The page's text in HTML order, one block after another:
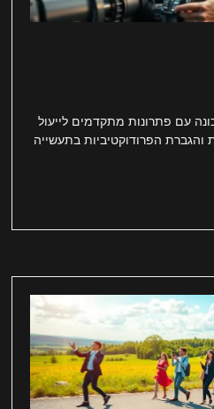
עם פתרונות מתקדמים לייעול
הפרודוקטיביות בתעשייה